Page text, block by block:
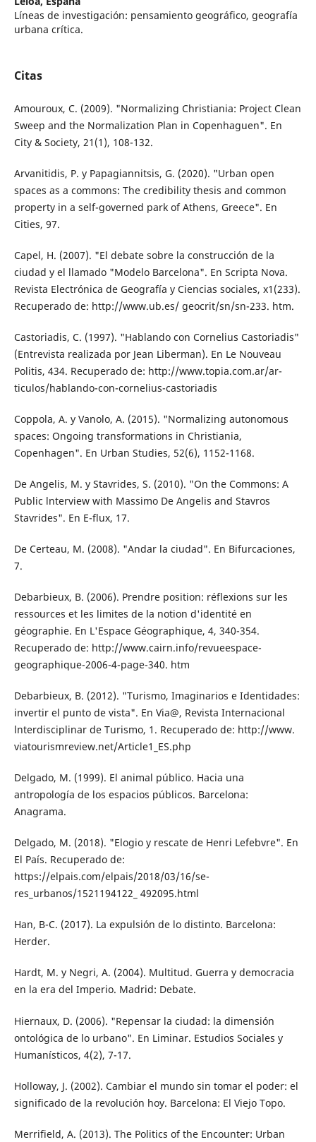
Líneas de investigación: pensamiento geográfico, geografía
urbana crítica.
Citas
Amouroux, C. (2009). "Normalizing Christiania: Project Clean
Sweep and the Normalization Plan in Copenhaguen". En
City & Society, 21(1), 108-132.
Arvanitidis, P. y Papagiannitsis, G. (2020). "Ur­ban open
spaces as a commons: The credi­bility thesis and common
property in a self-governed park of Athens, Greece". En
Cities, 97.
Capel, H. (2007). "El debate sobre la construc­ción de la
ciudad y el llamado "Modelo Barcelona". En Scripta Nova.
Revista Electrónica de Geografía y Ciencias sociales, x1(233).
Recuperado de: http://www.ub.es/ geocrit/sn/sn-233. htm.
Castoriadis, C. (1997). "Hablando con Cornelius Castoriadis"
(Entrevista realizada por Jean Liberman). En Le Nouveau
Politis, 434. Re­cuperado de: http://www.topia.com.ar/ar­
ticulos/hablando-con-cornelius-castoriadis
Coppola, A. y Vanolo, A. (2015). "Normalizing autonomous
spaces: Ongoing transforma­tions in Christiania,
Copenhagen". En Ur­ban Studies, 52(6), 1152-1168.
De Angelis, M. y Stavrides, S. (2010). "On the Commons: A
Public lnterview with Massi­mo De Angelis and Stavros
Stavrides". En E-flux, 17.
De Certeau, M. (2008). "Andar la ciudad". En Bifurcaciones,
7.
Debarbieux, B. (2006). Prendre position: ré­flexions sur les
ressources et les limites de la notion d'identité en
géographie. En L'Espace Géographique, 4, 340-354.
Recuperado de: http://www.cairn.info/revue­espace-
geographique-2006-4-page-340. htm
Debarbieux, B. (2012). "Turismo, Imaginarios e Identidades:
invertir el punto de vista". En Via@, Revista Internacional
lnterdisciplinar de Turismo, 1. Recuperado de: http://www.
viatourismreview.net/Article1_ES.php
Delgado, M. (1999). El animal público. Hacia una
antropología de los espacios públi­cos. Barcelona:
Anagrama.
Delgado, M. (2018). "Elogio y rescate de Hen­ri Lefebvre". En
El País. Recuperado de:
https://elpais.com/elpais/2018/03/16/se­
res_urbanos/1521194122_ 492095.html
Han, B-C. (2017). La expulsión de lo distinto. Barcelona:
Herder.
Hardt, M. y Negri, A. (2004). Multitud. Guerra y democracia
en la era del Imperio. Ma­drid: Debate.
Hiernaux, D. (2006). "Repensar la ciudad: la dimensión
ontológica de lo urbano". En Liminar. Estudios Sociales y
Humanísticos, 4(2), 7-17.
Holloway, J. (2002). Cambiar el mundo sin to­mar el poder: el
significado de la revolu­ción hoy. Barcelona: El Viejo Topo.
Merrifield, A. (2013). The Politics of the En­counter: Urban